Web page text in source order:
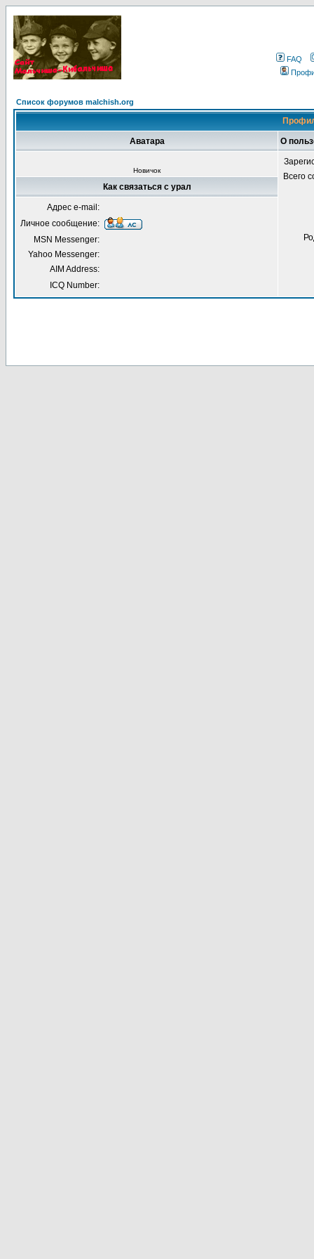
FAQ
Список форумов malchish.org
Аватара О
Новичок
Всего
Как связаться с урал
Адрес e-mail:
Личное сообщение:
MSN Messenger:
Yahoo Messenger:
AIM Address:
ICQ Number: